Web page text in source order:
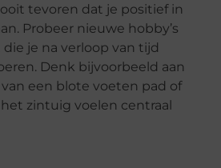
tevoren dat je positief in
Probeer nieuwe hobby’s
je na verloop van tijd
Denk bijvoorbeeld aan
een blote voeten pad of
zintuig voelen centraal